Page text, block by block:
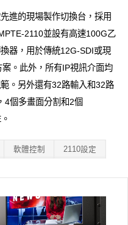
進的現場製作切換台，採用
2110並設有高速100G乙
器，用於傳統12G-SDI或現
。此外，所有IP視訊介面均
。另外還有32路輸入和32路
4個多畫面分割和2個
軟體控制 2110設定